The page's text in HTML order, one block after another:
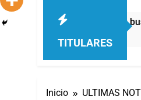
TITULARES
quienes buscan ayuda pide
Inicio ULTIMAS